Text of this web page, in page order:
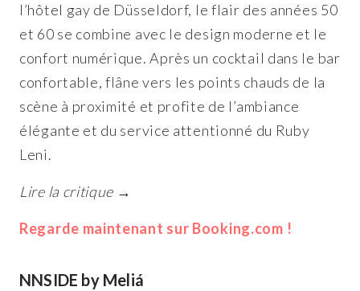
l’hôtel gay de Düsseldorf, le flair des années 50
et 60 se combine avec le design moderne et le
confort numérique. Après un cocktail dans le bar
confortable, flâne vers les points chauds de la
scène à proximité et profite de l’ambiance
élégante et du service attentionné du Ruby
Leni.
Lire la critique →
Regarde maintenant sur Booking.com !
NNSIDE by Meliá